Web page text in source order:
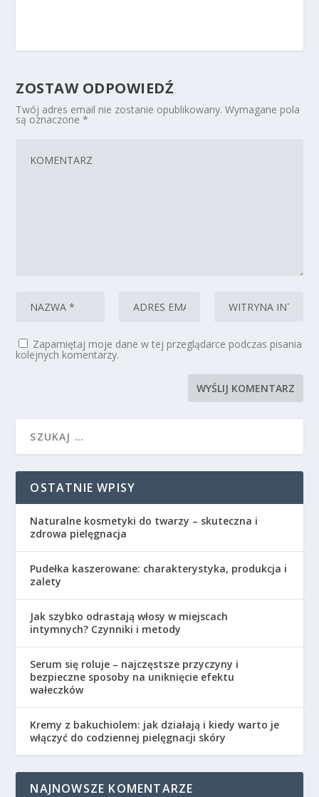
ZOSTAW ODPOWIEDŹ
Twój adres email nie zostanie opublikowany. Wymagane pola
są oznaczone*
Zapamiętaj moje dane w tej przeglądarce podczas pisania
kolejnych komentarzy.
OSTATNIE WPISY
Naturalne kosmetyki do twarzy – skuteczna i
zdrowa pielęgnacja
Pudełka kaszerowane: charakterystyka, produkcja i
zalety
Jak szybko odrastają włosy w miejscach
intymnych? Czynniki i metody
Serum się roluje – najczęstsze przyczyny i
bezpieczne sposoby na uniknięcie efektu
wałeczków
Kremy z bakuchiolem: jak działają i kiedy warto je
włączyć do codziennej pielęgnacji skóry
NAJNOWSZE KOMENTARZE